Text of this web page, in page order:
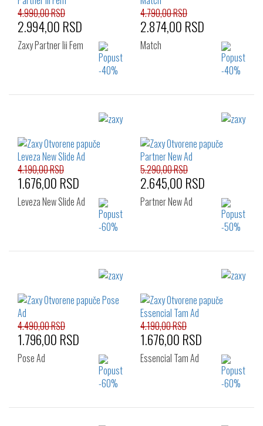
Izaberi željeni broj:
35.5
38
39
40
4.990,00 RSD
2.994,00 RSD
Zaxy Partner Iii Fem
Izaberi željeni broj:
39
40 41.5
4.790,00 RSD
2.874,00 RSD
Match
Izaberi željeni broj:
41.5
4.190,00 RSD
1.676,00 RSD
Leveza New Slide Ad
Izaberi željeni broj:
35.5
38
39
40
5.290,00 RSD
2.645,00 RSD
Partner New Ad
4.490,00 RSD
1.796,00 RSD
Pose Ad
4.190,00 RSD
1.676,00 RSD
Essencial Tam Ad